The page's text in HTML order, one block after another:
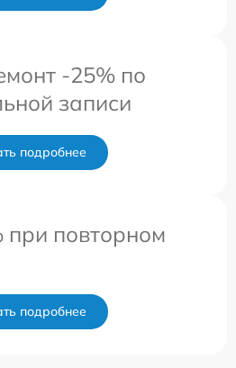
-25% по
записи
подробнее
при повторном
подробнее